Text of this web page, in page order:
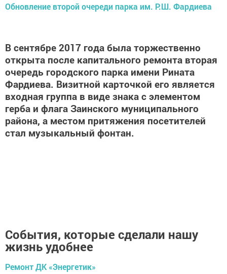
Обновление второй очереди парка им. Р.Ш. Фардиева
В сентябре 2017 года была торжественно
открыта после капитального ремонта вторая
очередь городского парка имени Рината
Фардиева. Визитной карточкой его является
входная группа в виде знака с элементом
герба и флага Заинского муниципального
района, а местом притяжения посетителей
стал музыкальный фонтан.
События, которые сделали нашу
жизнь удобнее
Ремонт ДК «Энергетик»